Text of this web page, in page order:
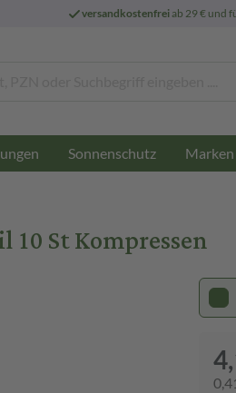
versandkostenfreiab 29 € und
Sonnenschutz Marken
10 St Kompressen